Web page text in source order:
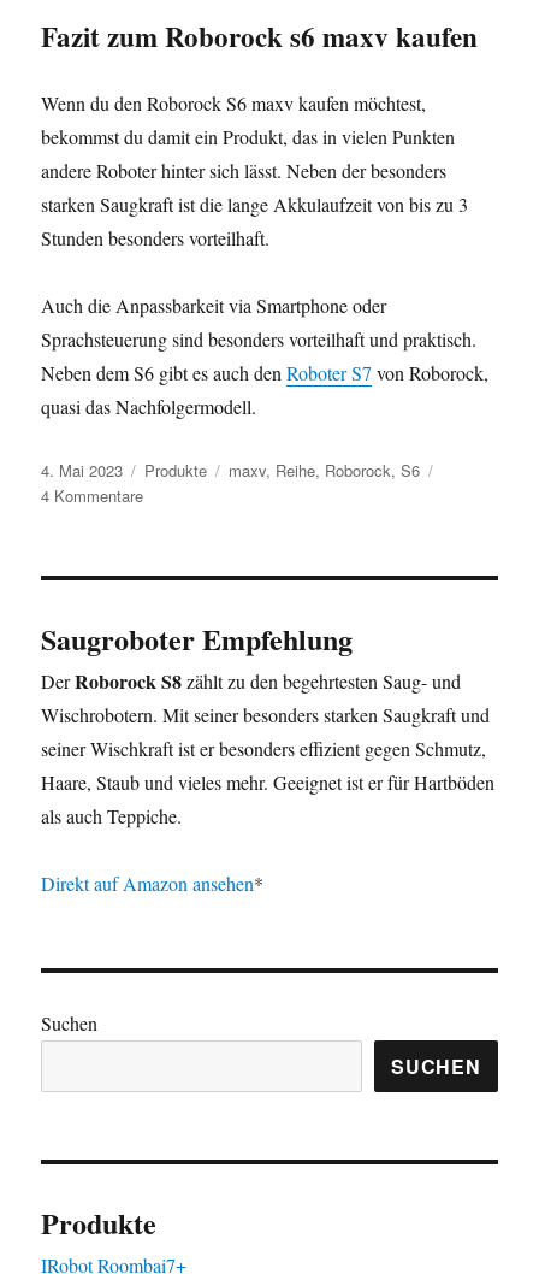
Fazit zum Roborock s6 maxv kaufen
Wenn du den Roborock S6 maxv kaufen möchtest,
bekommst du damit ein Produkt, das in vielen Punkten
andere Roboter hinter sich lässt. Neben der besonders
starken Saugkraft ist die lange Akkulaufzeit von bis zu 3
Stunden besonders vorteilhaft.
Auch die Anpassbarkeit via Smartphone oder
Sprachsteuerung sind besonders vorteilhaft und praktisch.
Neben dem S6 gibt es auch denRoboter S7 von Roborock,
quasi das Nachfolgermodell.
Veröffentlicht
am
4. Mai 2023 Kategorien
Produkte Schlagwörter
maxv, Reihe, Roborock,S6
4 Kommentarezu
maxv
Saugroboter Empfehlung
DerRoborock S8zählt zu den begehrtesten Saug- und
Wischrobotern. Mit seiner besonders starken Saugkraft und
seiner Wischkraft ist er besonders effizient gegen Schmutz,
Haare, Staub und vieles mehr. Geeignet ist er für Hartböden
als auch Teppiche.
Direkt auf Amazon ansehen*
Suchen
SUCHEN
Produkte
IRobot Roombai7+